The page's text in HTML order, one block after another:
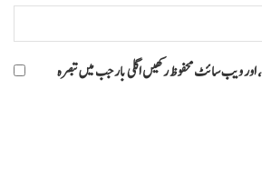
ویب سائٹ محفوظ رکھیں اگلی بار جب میں تبصرہ